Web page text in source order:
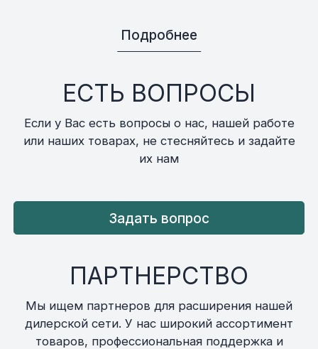
Подробнее
ЕСТЬ ВОПРОСЫ
Если у Вас есть вопросы о нас, нашей работе
или наших товарах, не стесняйтесь и задайте
их нам
Задать вопрос
ПАРТНЕРСТВО
Мы ищем партнеров для расширения нашей
дилерской сети. У нас широкий ассортимент
товаров, профессиональная поддержка и